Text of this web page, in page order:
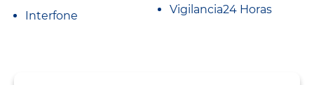
Interfone
Vigilancia24 Horas